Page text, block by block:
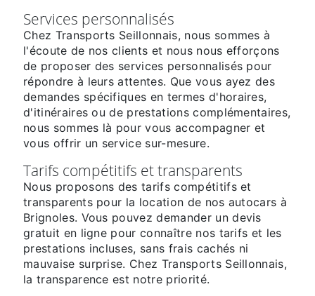
Services personnalisés
Chez Transports Seillonnais, nous sommes à
l'écoute de nos clients et nous nous efforçons
de proposer des services personnalisés pour
répondre à leurs attentes. Que vous ayez des
demandes spécifiques en termes d'horaires,
d'itinéraires ou de prestations complémentaires,
nous sommes là pour vous accompagner et
vous offrir un service sur-mesure.
Tarifs compétitifs et transparents
Nous proposons des tarifs compétitifs et
transparents pour la location de nos autocars à
Brignoles. Vous pouvez demander un devis
gratuit en ligne pour connaître nos tarifs et les
prestations incluses, sans frais cachés ni
mauvaise surprise. Chez Transports Seillonnais,
la transparence est notre priorité.